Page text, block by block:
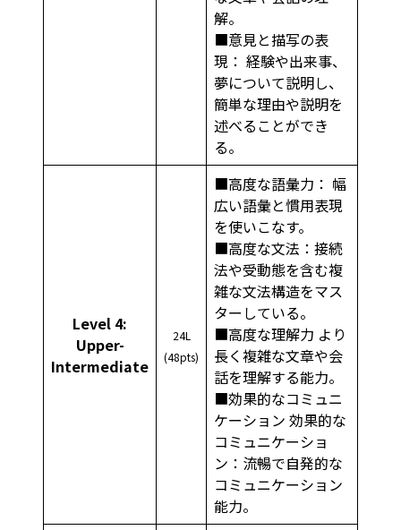
解。
■意見と描写の表
現： 経験や出来事、
夢について説明し、
簡単な理由や説明を
述べることができ
る。
Level 4:
Upper-
Intermediate
24L
(48pts)
■高度な語彙力： 幅
広い語彙と慣用表現
を使いこなす。
■高度な文法：接続
法や受動態を含む複
雑な文法構造をマス
ターしている。
■高度な理解力 より
長く複雑な文章や会
話を理解する能力。
■効果的なコミュニ
ケーション 効果的な
コミュニケーショ
ン：流暢で自発的な
コミュニケーション
能力。